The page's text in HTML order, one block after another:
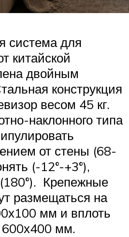
система для
китайской
двойным
конструкция
весом 45 кг.
наклонного типа
от стены (68-
(-12°-+3°),
Крепежные
размещаться на
мм и вплоть
мм.